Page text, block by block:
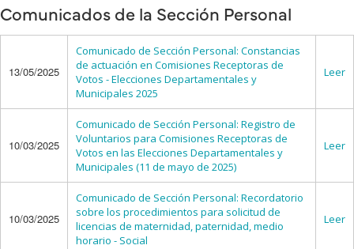
Comunicados de la Sección Personal
13/05/2025
Comunicado de Sección Personal: Constancias
de actuación en Comisiones Receptoras de
Votos - Elecciones Departamentales y
Municipales 2025
Leer
10/03/2025
Comunicado de Sección Personal: Registro de
Voluntarios para Comisiones Receptoras de
Votos en las Elecciones Departamentales y
Municipales (11 de mayo de 2025)
Leer
10/03/2025
Comunicado de Sección Personal: Recordatorio
sobre los procedimientos para solicitud de
licencias de maternidad, paternidad, medio
horario - Social
Leer